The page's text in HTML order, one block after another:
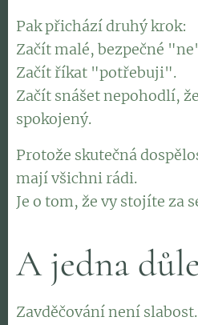
Pak přichází druhý krok:
Začít malé, bezpečné
Začít říkat "potřebuji".
Začít snášet nepohodlí,
spokojený.
Protože skutečná
mají všichni rádi.
Je o tom, že vy stojíte za
A jedna
Zavděčování není slabost.